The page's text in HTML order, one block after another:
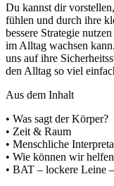
Du kannst dir
fühlen und durch ihre
bessere Strategie
im Alltag wachsen
uns auf ihre
den Alltag so viel
Aus dem Inhalt
• Was sagt der Körper?
• Zeit & Raum
• Menschliche
• Wie können wir helfen
• BAT – lockere Leine